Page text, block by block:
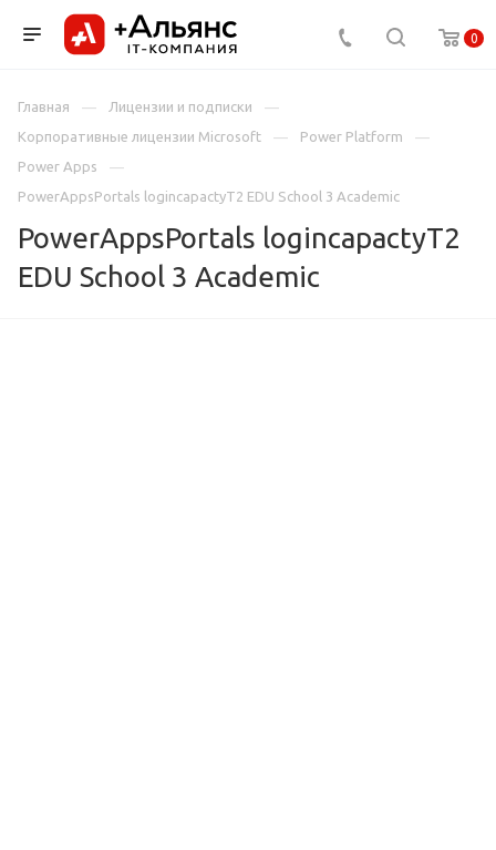
0
Главная
Лицензии и подписки
Корпоративные лицензии Microsoft
Power Platform
Power Apps
PowerAppsPortals logincapactyT2 EDU School 3 Academic
PowerAppsPortals logincapactyT2
EDU School 3 Academic